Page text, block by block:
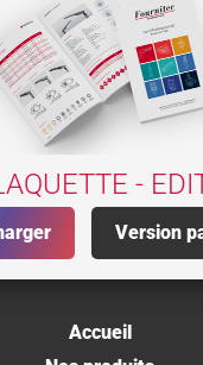
-
Version
Accueil